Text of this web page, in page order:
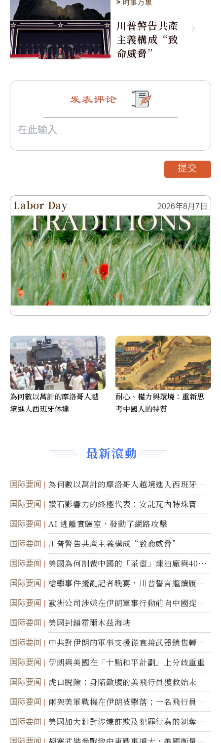
川普警告共產
主義構成“致
命威脅”
Labor Day 2026年8月7日
最新滾動
国际要闻
為何數以萬計的摩洛哥人越境進入西班牙休
達
国际要闻 鑽石影響力的終極代表：安託瓦內特珠寶
国际要闻 AI 逃離實驗室，發動了網路攻擊
国际要闻 川普警告共產主義構成“致命威脅”
国际要闻
美國為何制裁中國的「茶壺」煉油廠與40家
航運公司
国际要闻
槍擊事件擾亂記者晚宴，川普誓言繼續履行
職責
国际要闻
歐洲公司涉嫌在伊朗軍事行動前向中國提供
美軍基地的衛星影像
国际要闻 美國封鎖霍爾木茲海峽
国际要闻
中共對伊朗的軍事支援從直接武器銷售轉向
間接技術轉讓
国际要闻 伊朗與美國在「十點和平計劃」上分歧重重
国际要闻 虎口脫險：身陷敵腹的美飛行員獲救始末
国际要闻
兩架美軍戰機在伊朗被擊落；一名飛行員失
蹤
国际要闻
美國加大針對涉嫌詐欺及犯罪行為的剝奪公
民權力度
发表评论
提交
為何數以萬計的摩洛哥人越
境進入西班牙休達
耐心、權力與環境：重新思
考中國人的特質